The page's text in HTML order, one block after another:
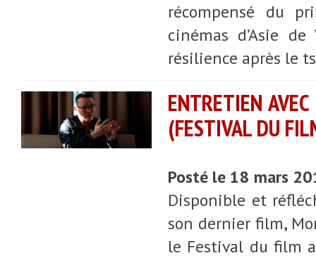
récompensé du
cinémas d’Asie
résilience après le
ENTRETIEN
(FESTIVAL DU
Posté le 18 mars
Disponible et
son dernier film,
le Festival du film